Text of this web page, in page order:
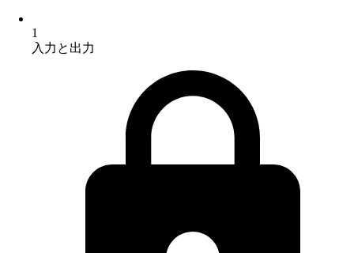
1
入力と出力